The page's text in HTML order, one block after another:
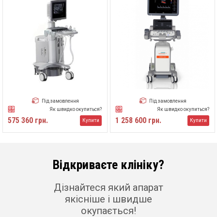
Під замовлення
Як швидко окупиться?
575 360 грн. Купити
Під замовлення
Як швидко окупиться?
1 258 600 грн. Купити
Відкриваєте клініку?
Дізнайтеся який апарат
якісніше і швидше
окупається!